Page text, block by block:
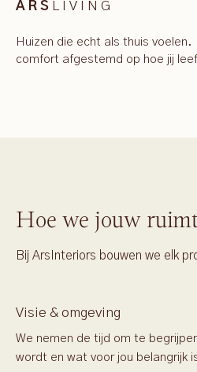
ARS LIVING
Huizen die echt als thuis
comfort afgestemd op hoe jij
Hoe we jouw
Bij ArsInteriors bouwen we elk
Visie & omgeving
We nemen de tijd om te
wordt en wat voor jou belangrijk